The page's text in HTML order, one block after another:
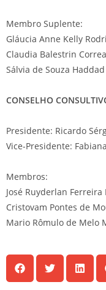
Membro Suplente:
Gláucia Anne Kelly
Claudia Balestrin Correa
Sálvia de Souza
CONSELHO
Presidente: Ricardo
Vice-Presidente:
Membros:
José Ruyderlan Ferreira
Cristovam Pontes de
Mario Rômulo de Melo